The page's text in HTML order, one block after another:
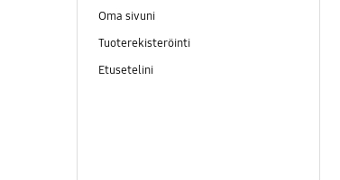
Oma sivuni
Tuoterekisteröinti
Etusetelini